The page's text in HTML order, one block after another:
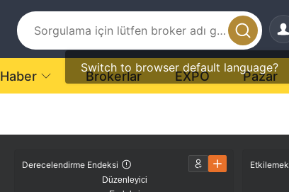
Switch to browser default language?
Haber Brokerlar EXPO Pazar
Derecelendirme Endeksi
Düzenleyici
Etkilemek